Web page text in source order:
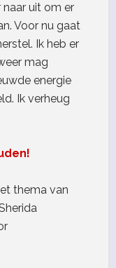
naar uit om er
Voor nu gaat
Ik heb er
mag
energie
Ik verheug
thema van